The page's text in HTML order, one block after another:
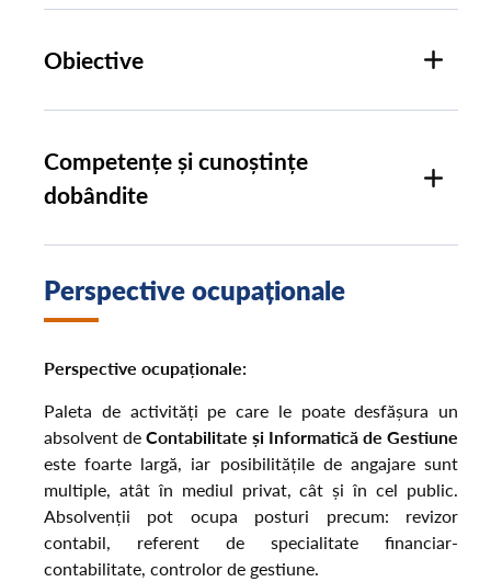
Obiective
Competențe și cunoștințe
dobândite
Perspective ocupaționale
Perspective ocupaționale:
Paleta de activități pe care le poate desfășura un
absolvent deContabilitate și Informatică de Gestiune
este foarte largă, iar posibilitățile de angajare sunt
multiple, atât în mediul privat, cât și în cel public.
Absolvenții pot ocupa posturi precum: revizor
contabil, referent de specialitate financiar-
contabilitate, controlor de gestiune.